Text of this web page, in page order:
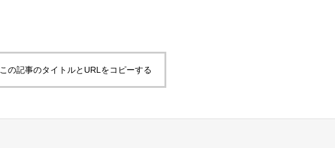
この記事のタイトルとURLをコピーする